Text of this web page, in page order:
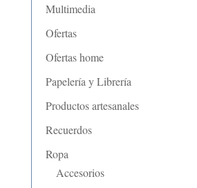
Multimedia
Ofertas
Ofertas home
Papelería y Librería
Productos artesanales
Recuerdos
Ropa
Accesorios